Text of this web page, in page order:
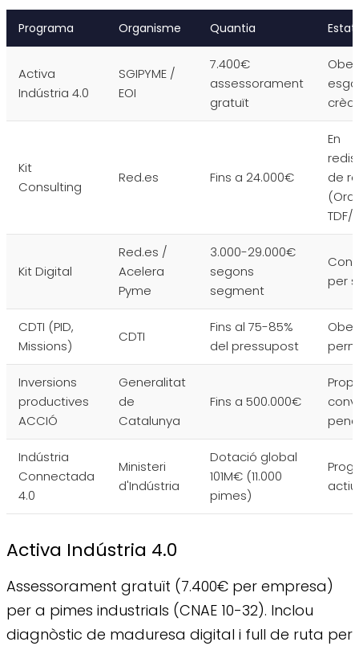
Programa Organisme Quantia Estat
Activa
Indústria 4.0
SGIPYME /
EOI
7.400€
assessorament
gratuït
Kit
Consulting
Red.es Fins a 24.000€
En
de
Kit Digital
Red.es /
Acelera
Pyme
3.000-29.000€
segons
segment
per
CDTI (PID,
Missions)
CDTI
Fins al 75-85%
del pressupost
Inversions
productives
ACCIÓ
Generalitat
de
Catalunya
Fins a 500.000€
Indústria
Connectada
4.0
Ministeri
d'Indústria
Dotació global
101M€ (11.000
pimes)
Activa Indústria 4.0
Assessorament gratuït (7.400€ per empresa)
per a pimes industrials (CNAE 10-32). Inclou
diagnòstic de maduresa digital i full de ruta per